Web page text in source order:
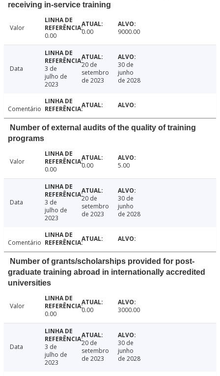
receiving in-service training
Valor
0.00
0.00 9000.00
Data
3 de
julho de
2023
20 de
setembro
de 2023
30 de
junho
de 2028
Comentário
Number of external audits of the quality of training
programs
Valor
0.00
0.00 5.00
Data
3 de
julho de
2023
20 de
setembro
de 2023
30 de
junho
de 2028
Comentário
Number of grants/scholarships provided for post-
graduate training abroad in internationally accredited
universities
Valor
0.00
0.00 3000.00
Data
3 de
julho de
2023
20 de
setembro
de 2023
30 de
junho
de 2028